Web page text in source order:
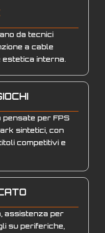
da tecnici
a cable
estetica interna.
pensate per FPS
sintetici, con
competitivi e
assistenza per
su periferiche,